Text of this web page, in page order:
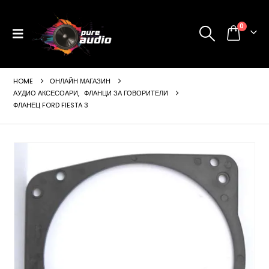
0
HOME
ОНЛАЙН МАГАЗИН
АУДИО АКСЕСОАРИ, ФЛАНЦИ ЗА ГОВОРИТЕЛИ
ФЛАНЕЦ FORD FIESTA 3